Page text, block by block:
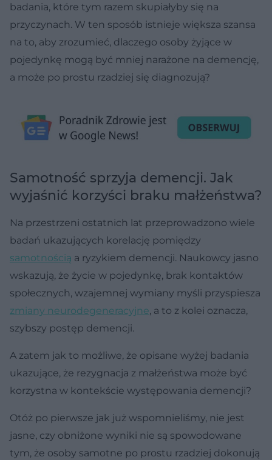
badania, które tym razem skupiałyby się na
przyczynach. W ten sposób istnieje większa szansa
na to, aby zrozumieć, dlaczego osoby żyjące w
pojedynkę mogą być mniej narażone na demencję,
a może po prostu rzadziej się diagnozują?
Samotność sprzyja demencji. Jak
wyjaśnić korzyści braku małżeństwa?
Na przestrzeni ostatnich lat przeprowadzono wiele
badań ukazujących korelację pomiędzy
samotnością a ryzykiem demencji. Naukowcy jasno
wskazują, że życie w pojedynkę, brak kontaktów
społecznych, wzajemnej wymiany myśli przyspiesza
zmiany neurodegeneracyjne, a to z kolei oznacza,
szybszy postęp demencji.
A zatem jak to możliwe, że opisane wyżej badania
ukazujące, że rezygnacja z małżeństwa może być
korzystna w kontekście występowania demencji?
Otóż po pierwsze jak już wspomnieliśmy, nie jest
jasne, czy obniżone wyniki nie są spowodowane
tym, że osoby samotne po prostu rzadziej dokonują